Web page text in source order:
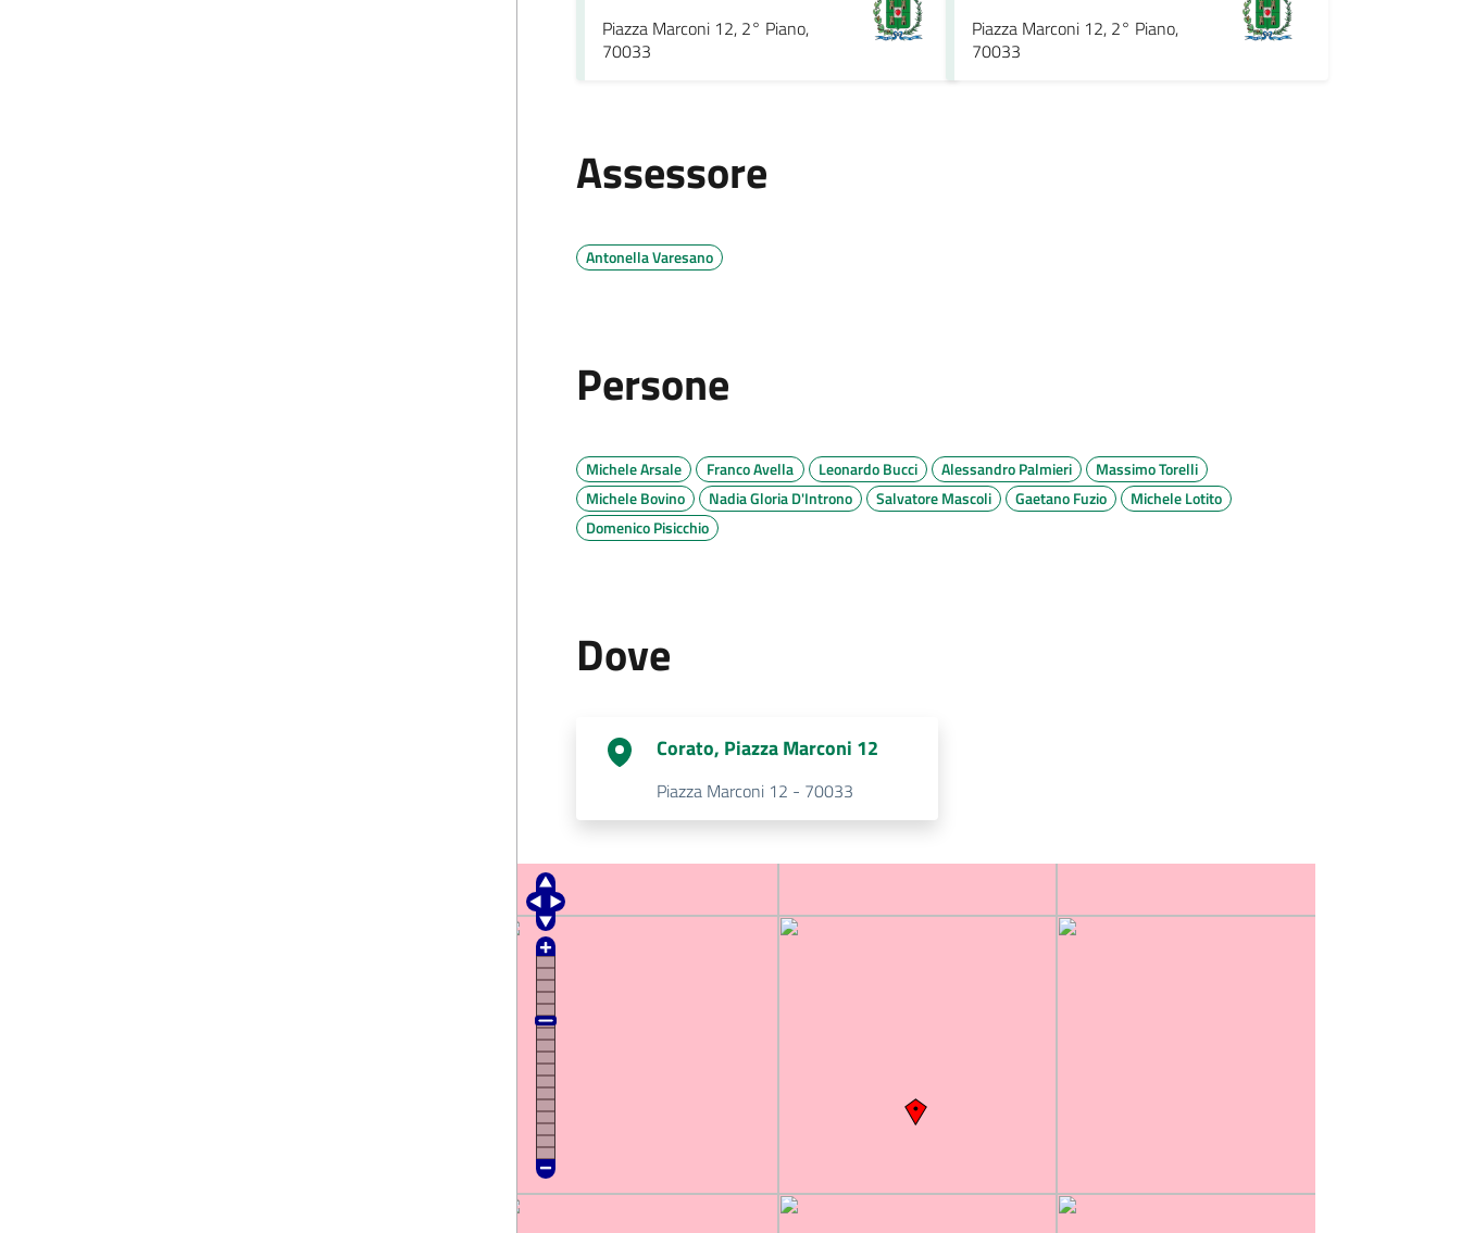
Piazza Marconi 12, 2° Piano,
70033
Piazza Marconi 12, 2° Piano,
70033
Assessore
Antonella Varesano
Persone
Michele Arsale Franco Avella Leonardo Bucci Alessandro Palmieri
Massimo Torelli
Michele Bovino
Nadia Gloria D'Introno Salvatore Mascoli Gaetano Fuzio
Michele Lotito
Domenico Pisicchio
Dove
Corato, Piazza Marconi 12
Piazza Marconi 12 - 70033